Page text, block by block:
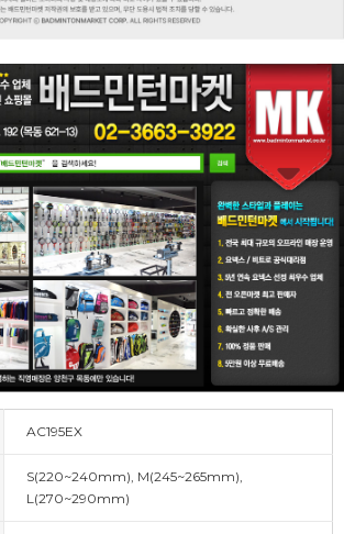
AC195EX
S(220~240mm), M(245~265mm),
L(270~290mm)